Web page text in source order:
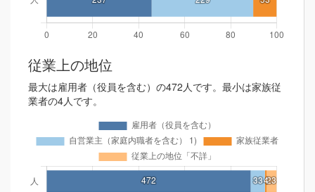
従業上の地位
最大は雇用者（役員を含む）の472人です。最小は家族従
業者の4人です。